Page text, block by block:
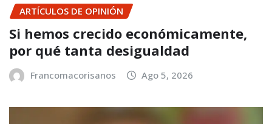
ARTÍCULOS DE OPINIÓN
Si hemos crecido económicamente,
por qué tanta desigualdad
Francomacorisanos Ago 5, 2026